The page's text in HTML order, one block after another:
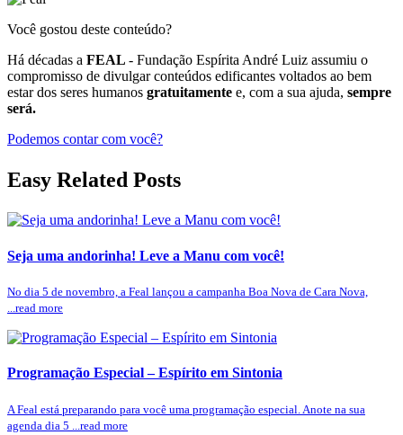
Você gostou deste conteúdo?
Há décadas a FEAL - Fundação Espírita André Luiz assumiu o
compromisso de divulgar conteúdos edificantes voltados ao bem
estar dos seres humanos gratuitamente e, com a sua ajuda, sempre
será.
Podemos contar com você?
Easy Related Posts
Seja uma andorinha! Leve a Manu com você!
No dia 5 de novembro, a Feal lançou a campanha Boa Nova de Cara Nova,
...read more
Programação Especial – Espírito em Sintonia
A Feal está preparando para você uma programação especial. Anote na sua
agenda dia 5 ...read more